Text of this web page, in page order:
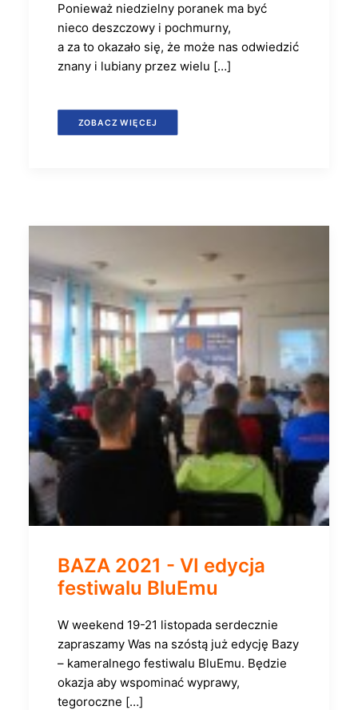
Ponieważ niedzielny poranek ma być
nieco deszczowy i pochmurny,
a za to okazało się, że może nas odwiedzić
znany i lubiany przez wielu […]
ZOBACZ WIĘCEJ
BAZA 2021 - VI edycja
festiwalu BluEmu
W weekend 19-21 listopada serdecznie
zapraszamy Was na szóstą już edycję Bazy
– kameralnego festiwalu BluEmu. Będzie
okazja aby wspominać wyprawy,
tegoroczne […]